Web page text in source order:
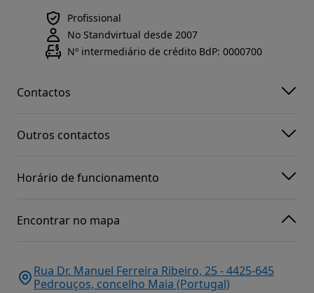
Profissional
No Standvirtual desde 2007
Nº intermediário de crédito BdP: 0000700
Contactos
Outros contactos
Horário de funcionamento
Encontrar no mapa
Rua Dr. Manuel Ferreira Ribeiro, 25 - 4425-645
Pedrouços, concelho Maia (Portugal)